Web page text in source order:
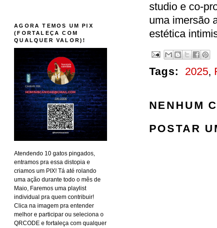
studio e co-
uma imersão
estética
Tags: 2025,
NENHUM
POSTAR
AGORA TEMOS UM PIX
(FORTALEÇA COM
QUALQUER VALOR)!
Atendendo 10 gatos pingados,
entramos pra essa distopia e
criamos um PIX! Tá até rolando
uma ação durante todo o mês de
Maio, Faremos uma playlist
individual pra quem contribuir!
Clica na imagem pra entender
melhor e participar ou seleciona o
QRCODE e fortaleça com qualquer